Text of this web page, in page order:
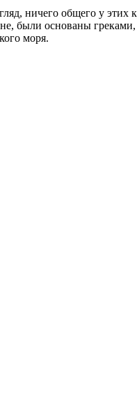
ничего общего у этих
были основаны
моря.